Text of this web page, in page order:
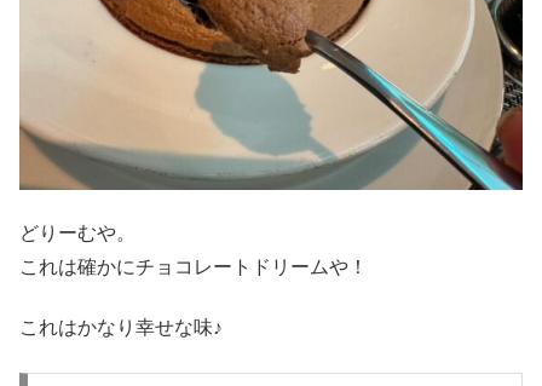
どりーむや。
これは確かにチョコレートドリームや！
これはかなり幸せな味♪